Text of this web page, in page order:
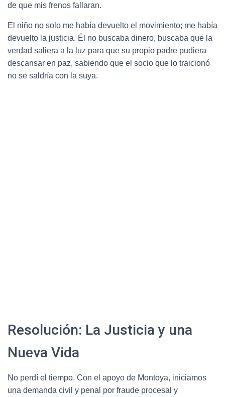
de que mis frenos fallaran.
El niño no solo me había devuelto el movimiento; me había
devuelto la justicia. Él no buscaba dinero, buscaba que la
verdad saliera a la luz para que su propio padre pudiera
descansar en paz, sabiendo que el socio que lo traicionó
no se saldría con la suya.
Resolución: La Justicia y una
Nueva Vida
No perdí el tiempo. Con el apoyo de Montoya, iniciamos
una demanda civil y penal por fraude procesal y